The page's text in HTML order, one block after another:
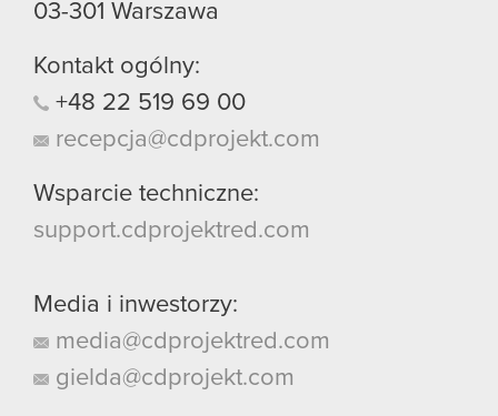
03-301 Warszawa
Kontakt ogólny:
+48 22 519 69 00
recepcja@cdprojekt.com
Wsparcie techniczne:
support.cdprojektred.com
Media i inwestorzy:
media@cdprojektred.com
gielda@cdprojekt.com